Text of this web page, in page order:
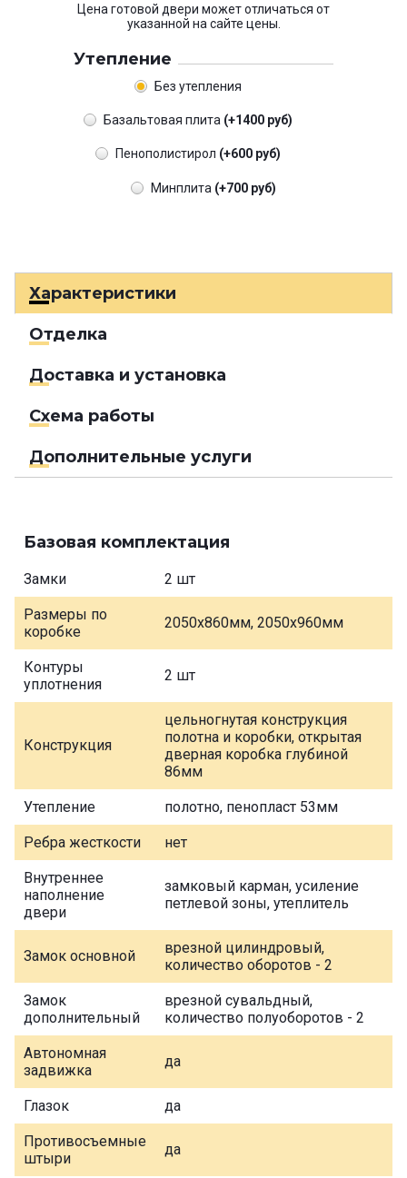
Цена готовой двери может отличаться от
указанной на сайте цены.
Утепление
Без утепления
Базальтовая плита (+1400 руб)
Пенополистирол (+600 руб)
Минплита (+700 руб)
Характеристики
Отделка
Доставка и установка
Схема работы
Дополнительные услуги
Базовая комплектация
Замки 2 шт
Размеры по
коробке
2050х860мм, 2050х960мм
Контуры
уплотнения
2 шт
Конструкция
цельногнутая конструкция
полотна и коробки, открытая
дверная коробка глубиной
86мм
Утепление полотно, пенопласт 53мм
Ребра жесткости нет
Внутреннее
наполнение
двери
замковый карман, усиление
петлевой зоны, утеплитель
Замок основной
врезной цилиндровый,
количество оборотов - 2
Замок
дополнительный
врезной сувальдный,
количество полуоборотов - 2
Автономная
задвижка
да
Глазок да
Противосъемные
штыри
да